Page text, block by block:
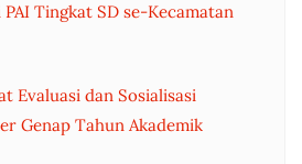
Tingkat SD se-Kecamatan
Evaluasi dan Sosialisasi
Genap Tahun Akademik